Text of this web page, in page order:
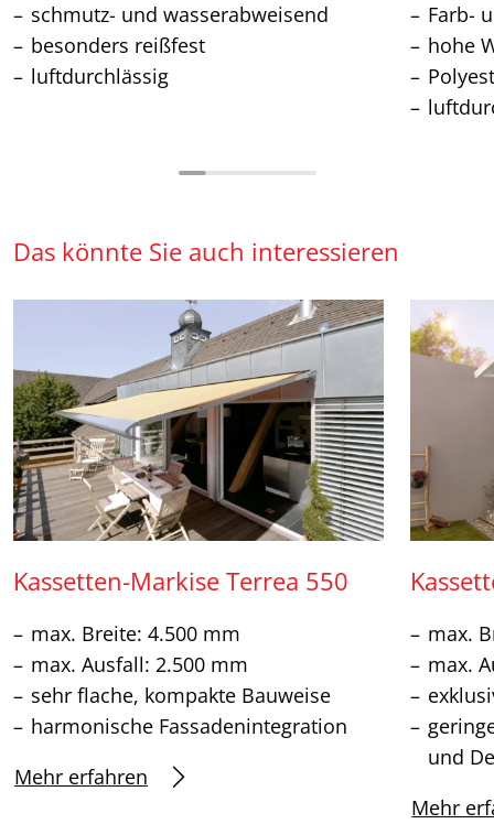
schmutz- und wasserabweisend
besonders reißfest
luftdurchlässig
Farb-
hohe
Das könnte Sie auch interessieren
Kassetten-Markise Terrea 550
max. Breite: 4.500 mm
max. Ausfall: 2.500 mm
sehr flache, kompakte Bauweise
harmonische Fassadenintegration
Mehr erfahren
max.
max.
und
Mehr